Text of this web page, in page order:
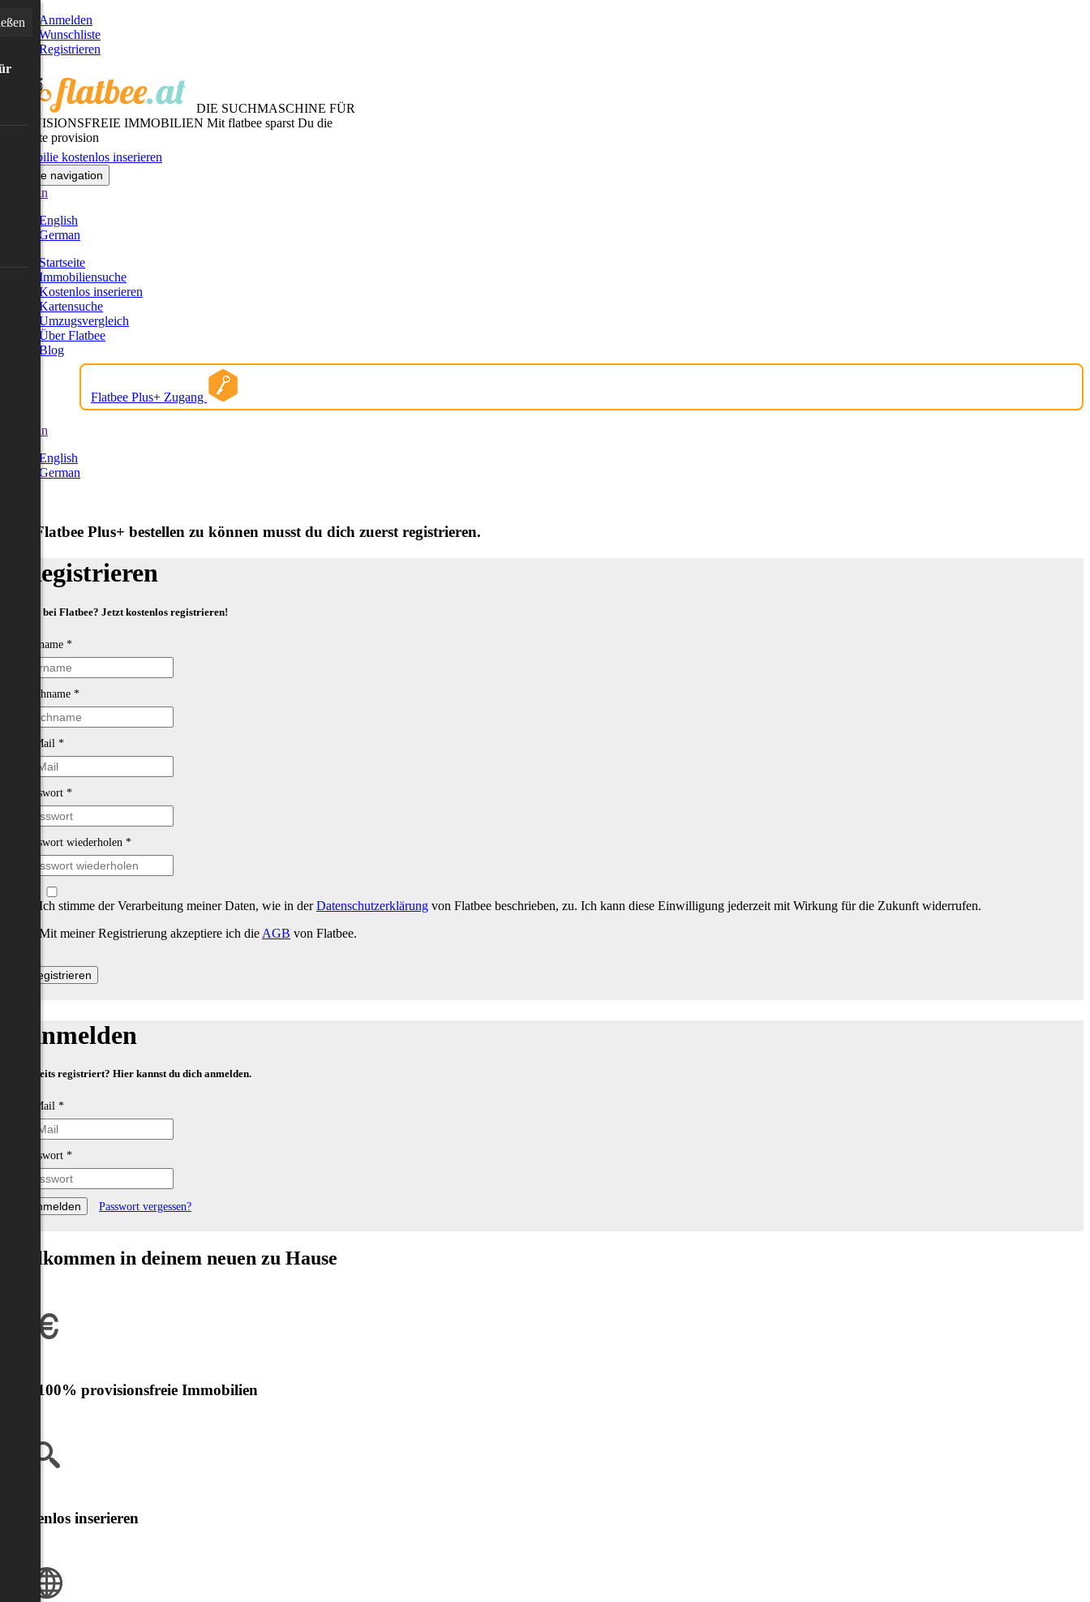
Anmelden
Wunschliste
Registrieren
DIE SUCHMASCHINE FÜR
PROVISIONSFREIE IMMOBILIEN Mit flatbee sparst Du die
gesamte provision
Immobilie kostenlos inserieren
Toggle navigation
German
English
German
Startseite
Immobiliensuche
Kostenlos inserieren
Kartensuche
Umzugsvergleich
Über Flatbee
Blog
Flatbee Plus+ Zugang
German
English
German
Um Flatbee Plus+ bestellen zu können musst du dich zuerst registrieren.
Registrieren
Neu bei Flatbee? Jetzt kostenlos registrieren!
Vorname *
Nachname *
E-Mail *
Passwort *
Passwort wiederholen *
Ich stimme der Verarbeitung meiner Daten, wie in derDatenschutzerklärung von Flatbee beschrieben, zu. Ich kann diese Einwilligung jederzeit mit Wirkung für die Zukunft widerrufen.
Mit meiner Registrierung akzeptiere ich die AGB von Flatbee.
Anmelden
Bereits registriert? Hier kannst du dich anmelden.
E-Mail *
Passwort *
Passwort vergessen?
Willkommen in deinem neuen zu Hause
Nur 100% provisionsfreie Immobilien
Kostenlos inserieren